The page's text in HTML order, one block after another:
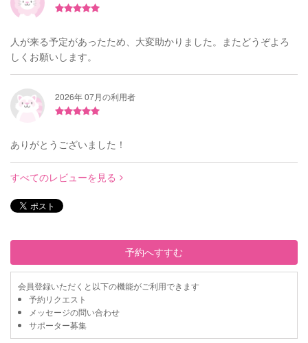
人が来る予定があったため、大変助かりました。またどうぞよろ
しくお願いします。
2026年 07月の利用者
ありがとうございました！
すべてのレビューを見る
予約へすすむ
会員登録いただくと以下の機能がご利用できます
予約リクエスト
メッセージの問い合わせ
サポーター募集